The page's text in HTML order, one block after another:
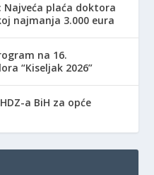
Najveća plaća doktora
najmanja 3.000 eura
na 16.
“Kiseljak 2026”
a BiH za opće